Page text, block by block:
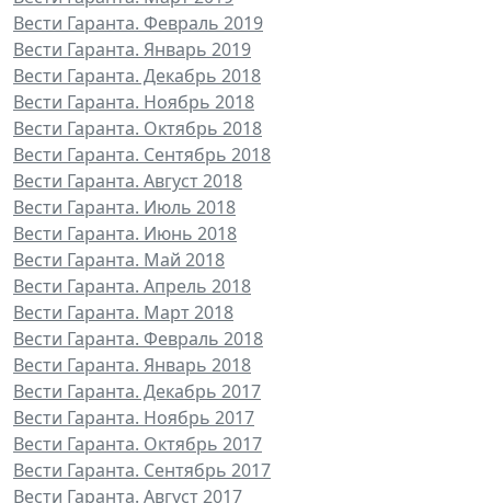
Вести Гаранта. Февраль 2019
Вести Гаранта. Январь 2019
Вести Гаранта. Декабрь 2018
Вести Гаранта. Ноябрь 2018
Вести Гаранта. Октябрь 2018
Вести Гаранта. Сентябрь 2018
Вести Гаранта. Август 2018
Вести Гаранта. Июль 2018
Вести Гаранта. Июнь 2018
Вести Гаранта. Май 2018
Вести Гаранта. Апрель 2018
Вести Гаранта. Март 2018
Вести Гаранта. Февраль 2018
Вести Гаранта. Январь 2018
Вести Гаранта. Декабрь 2017
Вести Гаранта. Ноябрь 2017
Вести Гаранта. Октябрь 2017
Вести Гаранта. Сентябрь 2017
Вести Гаранта. Август 2017